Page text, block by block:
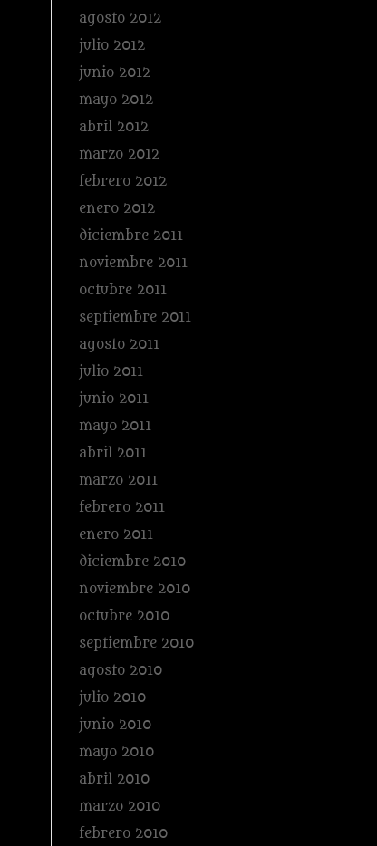
agosto 2012
julio 2012
junio 2012
mayo 2012
abril 2012
marzo 2012
febrero 2012
enero 2012
diciembre 2011
noviembre 2011
octubre 2011
septiembre 2011
agosto 2011
julio 2011
junio 2011
mayo 2011
abril 2011
marzo 2011
febrero 2011
enero 2011
diciembre 2010
noviembre 2010
octubre 2010
septiembre 2010
agosto 2010
julio 2010
junio 2010
mayo 2010
abril 2010
marzo 2010
febrero 2010